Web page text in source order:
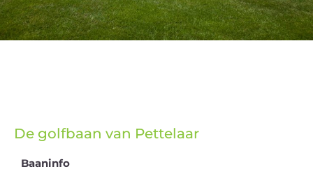
De golfbaan van Pettelaar
Baaninfo